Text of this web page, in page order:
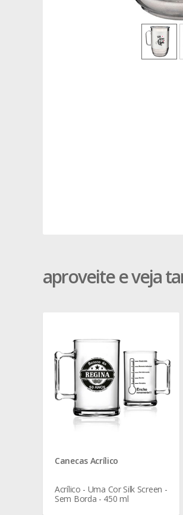
aproveite e veja
Canecas Acrílico
Acrílico - Uma Cor Silk Screen -
Sem Borda - 450 ml